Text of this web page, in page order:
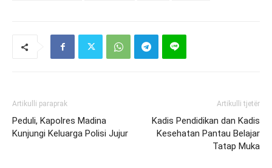
Artikulli paraprak
Peduli, Kapolres Madina
Kunjungi Keluarga Polisi Jujur
Artikulli tjetër
Kadis Pendidikan dan Kadis
Kesehatan Pantau Belajar
Tatap Muka